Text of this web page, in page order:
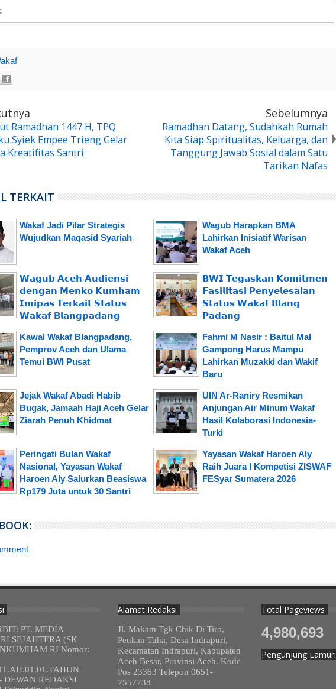
:
Ramadhan 1447 H, TPQ
Syiek Empee Trieng Gelar
Kreatifitas Santri
Sebelumnya
Ramadhan Datang, Sudahkah Rumah
Kita Siap Spiritualitas, Keluarga, dan
Tanggung Jawab Sosial dalam Satu
Tarikan Nafas
TERKAIT
Wakaf Jadi Pilar Strategis
Wujudkan Maqasid Syariah
Wagub Harapkan BMA
Lahirkan Inisiatif Warisan
Wakaf Aceh
𝗪𝗮𝗴𝘂𝗯 𝗔𝗰𝗲𝗵 𝗔𝘂𝗱𝗶𝗲𝗻𝘀𝗶
𝗱𝗲𝗻𝗴𝗮𝗻 𝗠𝗲𝗻𝗸𝗼 𝗞𝘂𝗺𝗵𝗮𝗺
𝗜𝗺𝗶𝗽𝗮𝘀 𝗧𝗲𝗿𝗸𝗮𝗶𝘁 𝗦𝘁𝗮𝘁𝘂𝘀
𝗪𝗮𝗸𝗮𝗳 𝗕𝗹𝗮𝗻𝗴𝗽𝗮𝗱𝗮𝗻𝗴
𝗕𝗪𝗜 𝗧𝗲𝗴𝗮𝘀𝗸𝗮𝗻 𝗞𝗼𝗺𝗶𝘁𝗺𝗲𝗻
𝗙𝗮𝘀𝗶𝗹𝗶𝘁𝗮𝘀𝗶 𝗣𝗲𝗻𝘆𝗲𝗹𝗲𝘀𝗮𝗶𝗮𝗻
𝗦𝘁𝗮𝘁𝘂𝘀 𝗪𝗮𝗸𝗮𝗳 𝗕𝗹𝗮𝗻𝗴
𝗣𝗮𝗱𝗮𝗻𝗴
Kawal Wakaf Blangpadang,
Pemprov Aceh dan Ulama
Temui BWI Pusat
Fahmi M Nasir : Baitul Mal
Gampong Harus Mampu
Lahirkan Muzakki dan Wakif
Baru
Jejak Wakaf Abadi Habib
Bugak, Jamaah Haji Aceh Gelar
Ziarah Penuh Khidmat
UIN Ar-Raniry Resmikan
Anjungan Air Minum Wakaf
Hasil Kolaborasi Indonesia-
Turki
Peringati Bulan Wakaf
Nasional, Yayasan Wakaf
Haroen Aly Salurkan Beasiswa
Rp179 Juta untuk 30 Santri
Yayasan Wakaf Haroen Aly
Raih Juara I Kompetisi ZISWAF
FESyar Sumatera 2026
PT. MEDIA
SEJAHTERA (SK
RI Nomor:
DEWAN REDAKSI
Alamat Redaksi
Jl. Makam Tgk Chik Di Tiro,
Peukan Tuha, Desa Indrapuri,
Kecamatan Indrapuri, Kabupaten
Aceh Besar, Provinsi Aceh. Kode
Pos 23363 Telepon 0651-
7557738
Total Pageviews
4,980,693
Pengunjung Lamuri